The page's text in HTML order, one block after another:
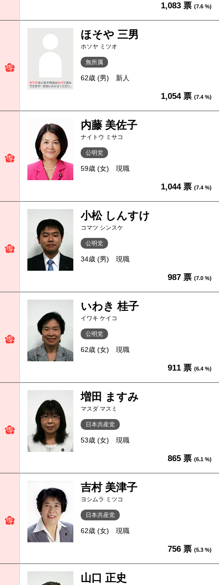
1,083 票 (7.6 %)
ほそや 三男
ホソヤ ミツオ
無所属
62歳 (男) 新人
1,054 票 (7.4 %)
内藤 美佐子
ナイトウ ミサコ
公明党
59歳 (女) 現職
1,044 票 (7.4 %)
小松 しんすけ
コマツ シンスケ
公明党
34歳 (男) 現職
987 票 (7.0 %)
いわき 桂子
イワキ ケイコ
公明党
62歳 (女) 現職
911 票 (6.4 %)
増田 ますみ
マスダ マスミ
日本共産党
53歳 (女) 現職
865 票 (6.1 %)
吉村 美津子
ヨシムラ ミツコ
日本共産党
62歳 (女) 現職
756 票 (5.3 %)
山口 正史